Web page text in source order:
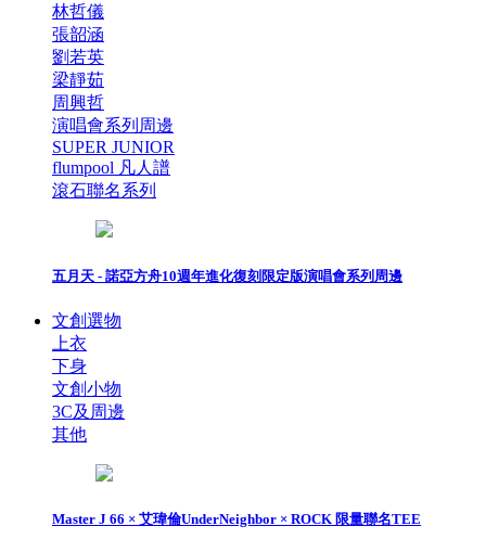
林哲儀
張韶涵
劉若英
梁靜茹
周興哲
演唱會系列周邊
SUPER JUNIOR
flumpool 凡人譜
滾石聯名系列
五月天 - 諾亞方舟10週年進化復刻限定版演唱會系列周邊
文創選物
上衣
下身
文創小物
3C及周邊
其他
Master J 66 × 艾瑋倫UnderNeighbor × ROCK 限量聯名TEE